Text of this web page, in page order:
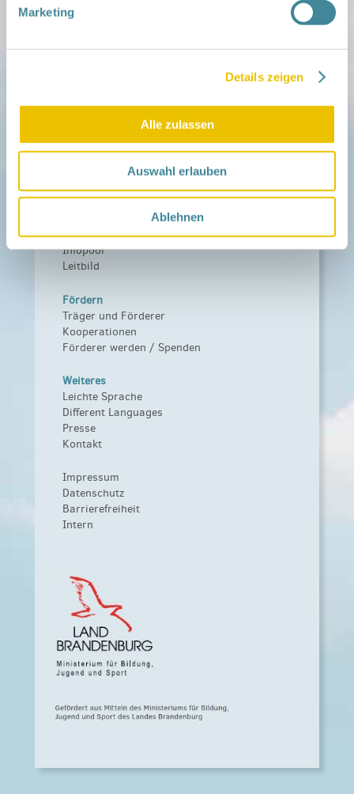
Marketing
Details zeigen
Alle zulassen
Auswahl erlauben
Ablehnen
Zu deiner Region
Netzwerk-Nachrichten
Aktuelle Termine
Netzwerk
Über das Netzwerk
Das Familienhandbuch
Infopool
Leitbild
Fördern
Träger und Förderer
Kooperationen
Förderer werden / Spenden
Weiteres
Leichte Sprache
Different Languages
Presse
Kontakt
Impressum
Datenschutz
Barrierefreiheit
Intern